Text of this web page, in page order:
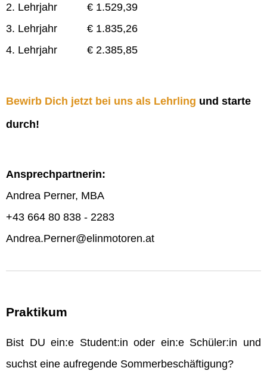
2. Lehrjahr € 1.529,39
3. Lehrjahr € 1.835,26
4. Lehrjahr € 2.385,85
Bewirb Dich jetzt bei uns als Lehrling und starte
durch!
Ansprechpartnerin:
Andrea Perner, MBA
+43 664 80 838 - 2283
Andrea.Perner@elinmotoren.at
Praktikum
Bist DU ein:e Student:in oder ein:e Schüler:in und
suchst eine aufregende Sommerbeschäftigung?